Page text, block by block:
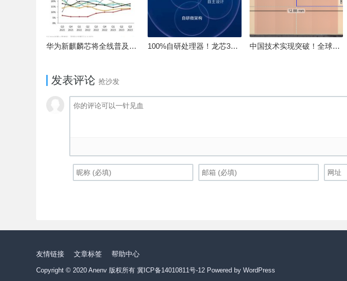
华为新麒麟芯将全线普及！高中低端全面采用 改写竞争格局 100%自研处理器！龙芯3A6000评测：与10代酷睿互有胜负 中国技术实现突破！全球最先进的3D NAND存储芯片被发现
发表评论 抢沙发
友情链接 文章标签 帮助中心
Copyright © 2020 Anenv 版权所有 冀ICP备14010811号-12 Powered by WordPress